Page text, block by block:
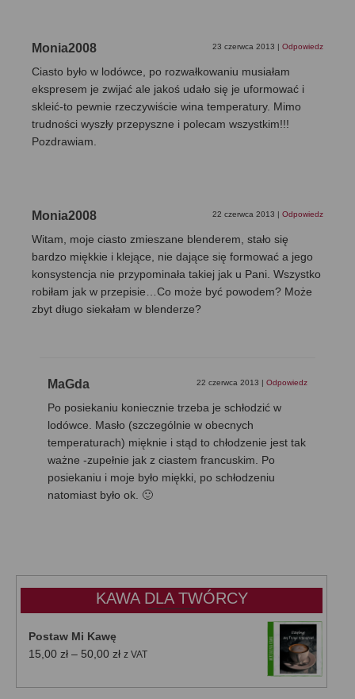
Monia2008 23 czerwca 2013 | Odpowiedz
Ciasto było w lodówce, po rozwałkowaniu musiałam
ekspresem je zwijać ale jakoś udało się je uformować i
skleić-to pewnie rzeczywiście wina temperatury. Mimo
trudności wyszły przepyszne i polecam wszystkim!!!
Pozdrawiam.
Monia2008 22 czerwca 2013 | Odpowiedz
Witam, moje ciasto zmieszane blenderem, stało się
bardzo miękkie i klejące, nie dające się formować a jego
konsystencja nie przypominała takiej jak u Pani. Wszystko
robiłam jak w przepisie…Co może być powodem? Może
zbyt długo siekałam w blenderze?
MaGda 22 czerwca 2013 | Odpowiedz
Po posiekaniu koniecznie trzeba je schłodzić w
lodówce. Masło (szczególnie w obecnych
temperaturach) mięknie i stąd to chłodzenie jest tak
ważne -zupełnie jak z ciastem francuskim. Po
posiekaniu i moje było miękki, po schłodzeniu
natomiast było ok. 🙂
KAWA DLA TWÓRCY
Postaw Mi Kawę
15,00 zł – 50,00 złZakres
od
z VAT